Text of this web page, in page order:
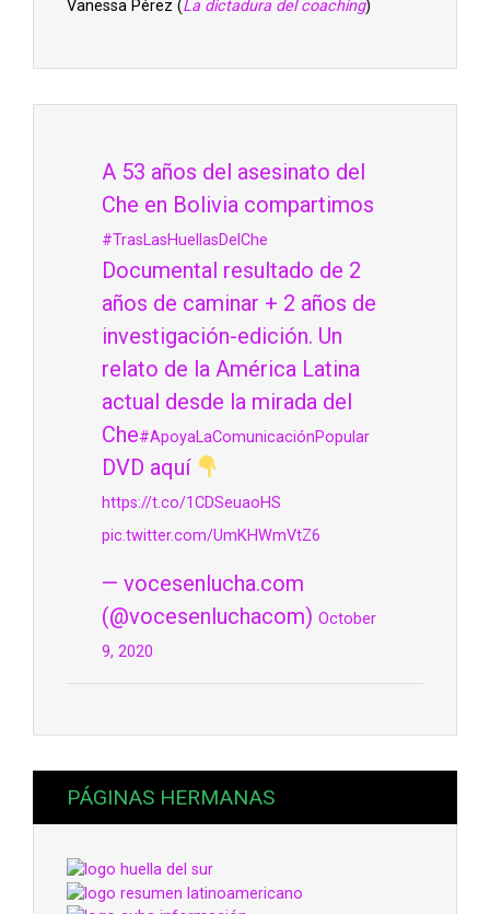
Vanessa Pérez (La dictadura del coaching)
A 53 años del asesinato del
Che en Bolivia compartimos
#TrasLasHuellasDelChe
Documental resultado de 2
años de caminar + 2 años de
investigación-edición. Un
relato de la América Latina
actual desde la mirada del
Che#ApoyaLaComunicaciónPopular
DVD aquí
https://t.co/1CDSeuaoHS
pic.twitter.com/UmKHWmVtZ6
— vocesenlucha.com
(@vocesenluchacom) October
9, 2020
PÁGINAS HERMANAS